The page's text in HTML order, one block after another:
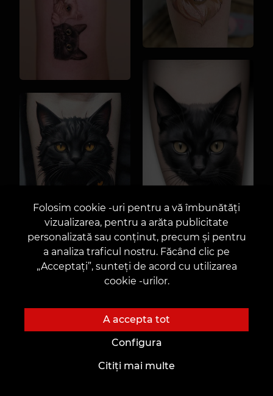
Folosim cookie -uri pentru a vă îmbunătăți
vizualizarea, pentru a arăta publicitate
personalizată sau conținut, precum și pentru
a analiza traficul nostru. Făcând clic pe
„Acceptați”, sunteți de acord cu utilizarea
cookie -urilor.
A accepta tot
Configura
Citiți mai multe